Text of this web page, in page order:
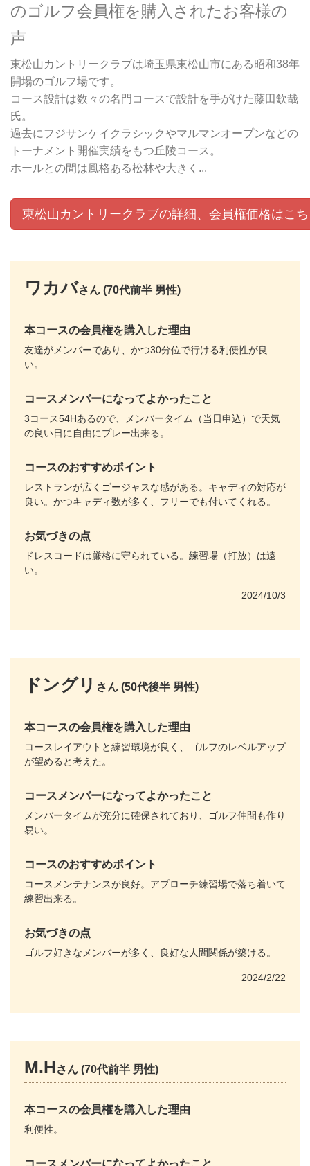
のゴルフ会員権を購入されたお客様の
声
東松山カントリークラブは埼玉県東松山市にある昭和38年
開場のゴルフ場です。
コース設計は数々の名門コースで設計を手がけた藤田欽哉
氏。
過去にフジサンケイクラシックやマルマンオープンなどの
トーナメント開催実績をもつ丘陵コース。
ホールとの間は風格ある松林や大きく...
東松山カントリークラブの詳細、会員権価格はこ
ワカバさん (70代前半 男性)
本コースの会員権を購入した理由
友達がメンバーであり、かつ30分位で行ける利便性が良
い。
コースメンバーになってよかったこと
3コース54Hあるので、メンバータイム（当日申込）で天気
の良い日に自由にプレー出来る。
コースのおすすめポイント
レストランが広くゴージャスな感がある。キャディの対応が
良い。かつキャディ数が多く、フリーでも付いてくれる。
お気づきの点
ドレスコードは厳格に守られている。練習場（打放）は遠
い。
2024/10/3
ドングリ さん (50代後半 男性)
本コースの会員権を購入した理由
コースレイアウトと練習環境が良く、ゴルフのレベルアップ
が望めると考えた。
コースメンバーになってよかったこと
メンバータイムが充分に確保されており、ゴルフ仲間も作り
易い。
コースのおすすめポイント
コースメンテナンスが良好。アプローチ練習場で落ち着いて
練習出来る。
お気づきの点
ゴルフ好きなメンバーが多く、良好な人間関係が築ける。
2024/2/22
M.Hさん (70代前半 男性)
本コースの会員権を購入した理由
利便性。
コースメンバーになってよかったこと